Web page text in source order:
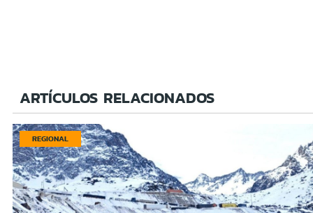
ARTÍCULOS RELACIONADOS
REGIONAL